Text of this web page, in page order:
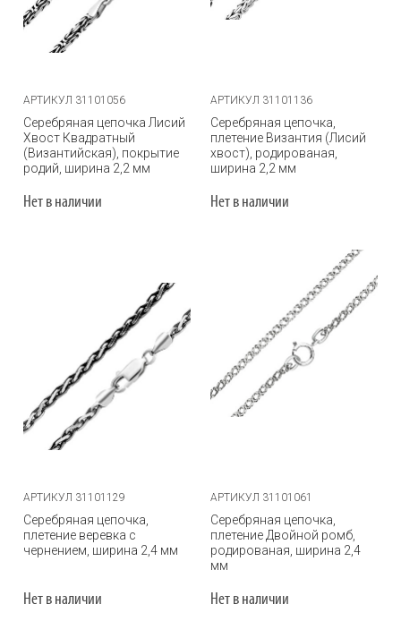
АРТИКУЛ 31101056
Серебряная цепочка Лисий
Хвост Квадратный
(Византийская), покрытие
родий, ширина 2,2 мм
Нет в наличии
АРТИКУЛ 31101136
Серебряная цепочка,
плетение Византия (Лисий
хвост), родированая,
ширина 2,2 мм
Нет в наличии
АРТИКУЛ 31101129
Серебряная цепочка,
плетение веревка с
чернением, ширина 2,4 мм
Нет в наличии
АРТИКУЛ 31101061
Серебряная цепочка,
плетение Двойной ромб,
родированая, ширина 2,4
мм
Нет в наличии